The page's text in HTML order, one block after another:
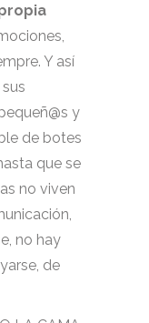
Y así
y
de botes
que se
no viven
no hay
de